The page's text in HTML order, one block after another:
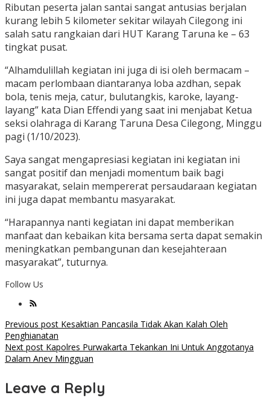
Ributan peserta jalan santai sangat antusias berjalan
kurang lebih 5 kilometer sekitar wilayah Cilegong ini
salah satu rangkaian dari HUT Karang Taruna ke – 63
tingkat pusat.
“Alhamdulillah kegiatan ini juga di isi oleh bermacam –
macam perlombaan diantaranya loba azdhan, sepak
bola, tenis meja, catur, bulutangkis, karoke, layang-
layang” kata Dian Effendi yang saat ini menjabat Ketua
seksi olahraga di Karang Taruna Desa Cilegong, Minggu
pagi (1/10/2023).
Saya sangat mengapresiasi kegiatan ini kegiatan ini
sangat positif dan menjadi momentum baik bagi
masyarakat, selain mempererat persaudaraan kegiatan
ini juga dapat membantu masyarakat.
“Harapannya nanti kegiatan ini dapat memberikan
manfaat dan kebaikan kita bersama serta dapat semakin
meningkatkan pembangunan dan kesejahteraan
masyarakat”, tuturnya.
Follow Us
Post
navigation
Previous post Kesaktian Pancasila Tidak Akan Kalah Oleh
Penghianatan
Next post Kapolres Purwakarta Tekankan Ini Untuk Anggotanya
Dalam Anev Mingguan
Leave a Reply